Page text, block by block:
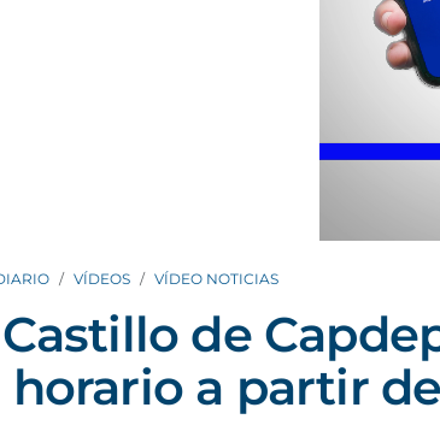
VÍDEOS VÍDEO NOTICIAS
de
horario a partir